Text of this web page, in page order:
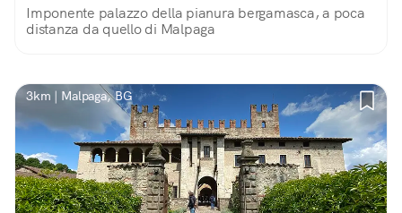
Imponente palazzo della pianura bergamasca, a poca
distanza da quello di Malpaga
3km | Malpaga, BG